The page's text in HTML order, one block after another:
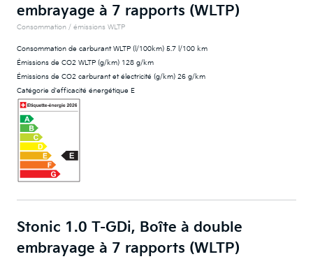
embrayage à 7 rapports (WLTP)
Consommation / émissions WLTP
Consommation de carburant WLTP (l/100km) 5.7 l/100 km
Émissions de CO2 WLTP (g/km) 128 g/km
Émissions de CO2 carburant et électricité (g/km) 26 g/km
Catégorie d'efficacité énergétique E
Stonic 1.0 T-GDi, Boîte à double
embrayage à 7 rapports (WLTP)